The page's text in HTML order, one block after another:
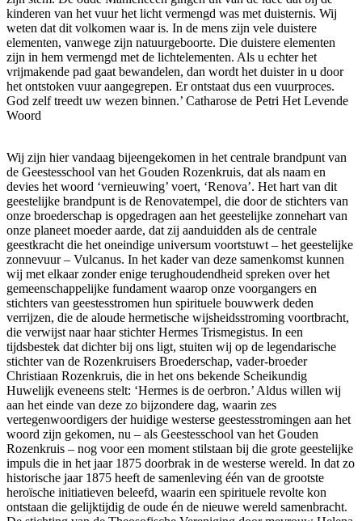
kinderen van het vuur het licht vermengd was met duisternis. Wij
weten dat dit volkomen waar is. In de mens zijn vele duistere
elementen, vanwege zijn natuurgeboorte. Die duistere elementen
zijn in hem vermengd met de lichtelementen. Als u echter het
vrijmakende pad gaat bewandelen, dan wordt het duister in u door
het ontstoken vuur aangegrepen. Er ontstaat dus een vuurproces.
God zelf treedt uw wezen binnen.’ Catharose de Petri Het Levende
Woord
Wij zijn hier vandaag bijeengekomen in het centrale brandpunt van
de Geestesschool van het Gouden Rozenkruis, dat als naam en
devies het woord ‘vernieuwing’ voert, ‘Renova’. Het hart van dit
geestelijke brandpunt is de Renovatempel, die door de stichters van
onze broederschap is opgedragen aan het geestelijke zonnehart van
onze planeet moeder aarde, dat zij aanduidden als de centrale
geestkracht die het oneindige universum voortstuwt – het geestelijke
zonnevuur – Vulcanus. In het kader van deze samenkomst kunnen
wij met elkaar zonder enige terughoudendheid spreken over het
gemeenschappelijke fundament waarop onze voorgangers en
stichters van geestesstromen hun spirituele bouwwerk deden
verrijzen, die de aloude hermetische wijsheidsstroming voortbracht,
die verwijst naar haar stichter Hermes Trismegistus. In een
tijdsbestek dat dichter bij ons ligt, stuiten wij op de legendarische
stichter van de Rozenkruisers Broederschap, vader-broeder
Christiaan Rozenkruis, die in het ons bekende Scheikundig
Huwelijk eveneens stelt: ‘Hermes is de oerbron.’ Aldus willen wij
aan het einde van deze zo bijzondere dag, waarin zes
vertegenwoordigers der huidige westerse geestesstromingen aan het
woord zijn gekomen, nu – als Geestesschool van het Gouden
Rozenkruis – nog voor een moment stilstaan bij die grote geestelijke
impuls die in het jaar 1875 doorbrak in de westerse wereld. In dat zo
historische jaar 1875 heeft de samenleving één van de grootste
heroïsche initiatieven beleefd, waarin een spirituele revolte kon
ontstaan die gelijktijdig de oude én de nieuwe wereld samenbracht.